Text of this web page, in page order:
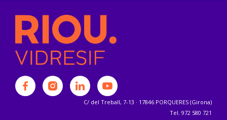
C/ del Treball, 7-13 · 17846 PORQUERES (Girona)
Tel. 972 580 721